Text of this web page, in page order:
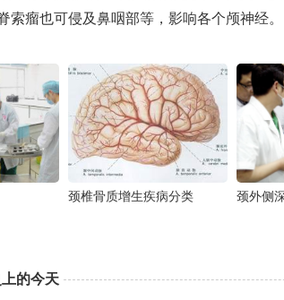
索瘤也可侵及鼻咽部等，影响各个颅神经。
颈椎骨质增生疾病分类 颈外侧
上的今天